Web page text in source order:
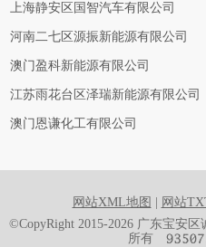
上海静安区国智汽车有限公司
河南二七区源振新能源有限公司
澳门盈科新能源有限公司
江苏雨花台区泽瑞新能源有限公司
澳门恩谦化工有限公司
网站XML地图 网站
©CopyRight 2015-2026 广东宝安
所有